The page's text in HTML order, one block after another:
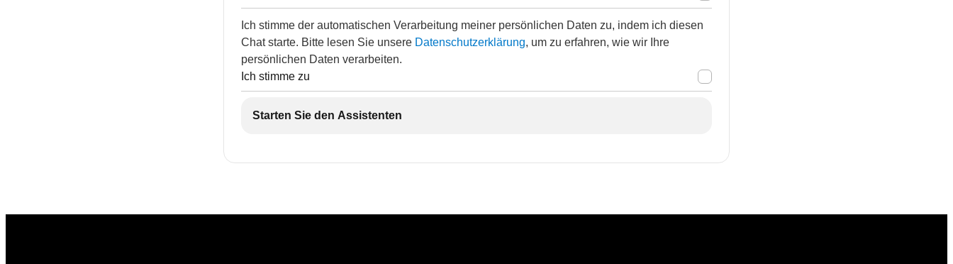
Ich stimme der automatischen Verarbeitung meiner persönlichen Daten zu, indem ich diesen
Chat starte. Bitte lesen Sie unsere Datenschutzerklärung, um zu erfahren, wie wir Ihre
persönlichen Daten verarbeiten.
Ich stimme zu
Starten Sie den Assistenten